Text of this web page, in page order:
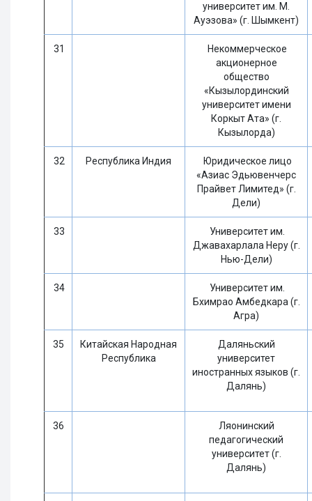
университет им. М.
Ауэзова» (г. Шымкент)
31
Некоммерческое
акционерное
общество
«Кызылординский
университет имени
Коркыт Ата» (г.
Кызылорда)
32 Республика Индия
Юридическое лицо
«Азиас Эдьювенчерс
Прайвет Лимитед» (г.
Дели)
33
Университет им.
Джавахарлала Неру (г.
Нью-Дели)
34
Университет им.
Бхимрао Амбедкара (г.
Агра)
35
Китайская Народная
Республика
Даляньский
университет
иностранных языков (г.
Далянь)
36
Ляонинский
педагогический
университет (г.
Далянь)